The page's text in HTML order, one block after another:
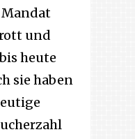
und
heute
sie haben